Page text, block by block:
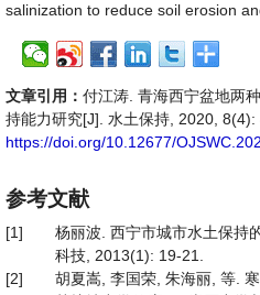
salinization to reduce soil erosion
文章引用： 付江涛. 青海西宁盆地两
持能力研究[J]. 水土保持, 2020, 8(4):
https://doi.org/10.12677/
参考文献
[1]
杨丽波. 西宁市城市水土保持
科技, 2013(1): 19-21.
[2]
胡夏嵩, 李国荣, 朱海丽, 等.